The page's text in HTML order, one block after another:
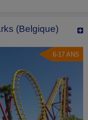
(Belgique)
6-17 ANS